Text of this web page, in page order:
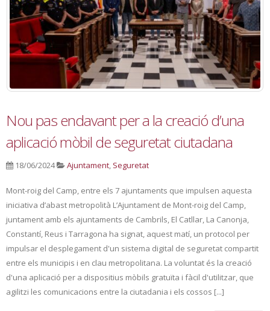
Nou pas endavant per a la creació d’una
aplicació mòbil de seguretat ciutadana
18/06/2024 Ajuntament, Seguretat
Mont-roig del Camp, entre els 7 ajuntaments que impulsen aquesta
iniciativa d’abast metropolità L’Ajuntament de Mont-roig del Camp,
juntament amb els ajuntaments de Cambrils, El Catllar, La Canonja,
Constantí, Reus i Tarragona ha signat, aquest matí, un protocol per
impulsar el desplegament d'un sistema digital de seguretat compartit
entre els municipis i en clau metropolitana. La voluntat és la creació
d'una aplicació per a dispositius mòbils gratuïta i fàcil d'utilitzar, que
agilitzi les comunicacions entre la ciutadania i els cossos [...]